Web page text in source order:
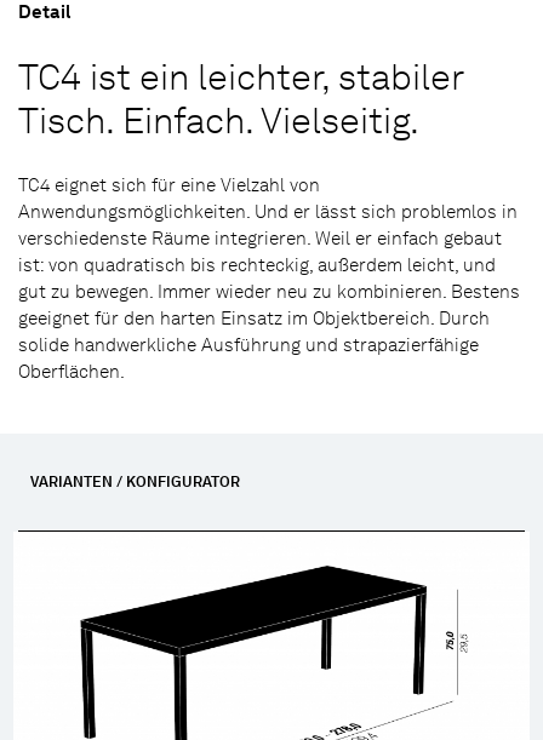
Detail
TC4 ist ein leichter, stabiler
Tisch. Einfach. Vielseitig.
TC4 eignet sich für eine Vielzahl von
Anwendungsmöglichkeiten. Und er lässt sich problemlos in
verschiedenste Räume integrieren. Weil er einfach gebaut
ist: von quadratisch bis rechteckig, außerdem leicht, und
gut zu bewegen. Immer wieder neu zu kombinieren. Bestens
geeignet für den harten Einsatz im Objektbereich. Durch
solide handwerkliche Ausführung und strapazierfähige
Oberflächen.
VARIANTEN / KONFIGURATOR